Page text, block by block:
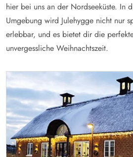
hier bei uns an der Nordseeküste. In
Umgebung wird Julehygge nicht nur
erlebbar, und es bietet dir die
unvergessliche Weihnachtszeit.